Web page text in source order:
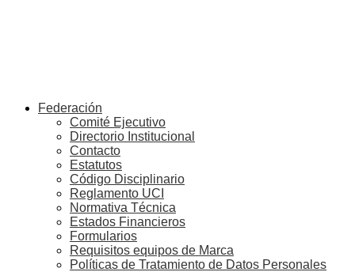
Federación
Comité Ejecutivo
Directorio Institucional
Contacto
Estatutos
Código Disciplinario
Reglamento UCI
Normativa Técnica
Estados Financieros
Formularios
Requisitos equipos de Marca
Políticas de Tratamiento de Datos Personales